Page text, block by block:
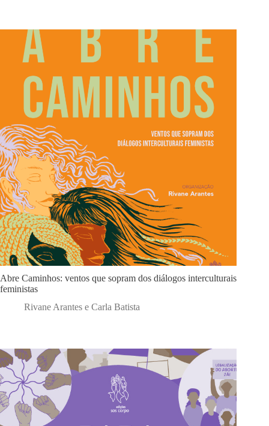
Abre Caminhos: ventos que sopram dos diálogos interculturais
feministas
Rivane Arantes e Carla Batista